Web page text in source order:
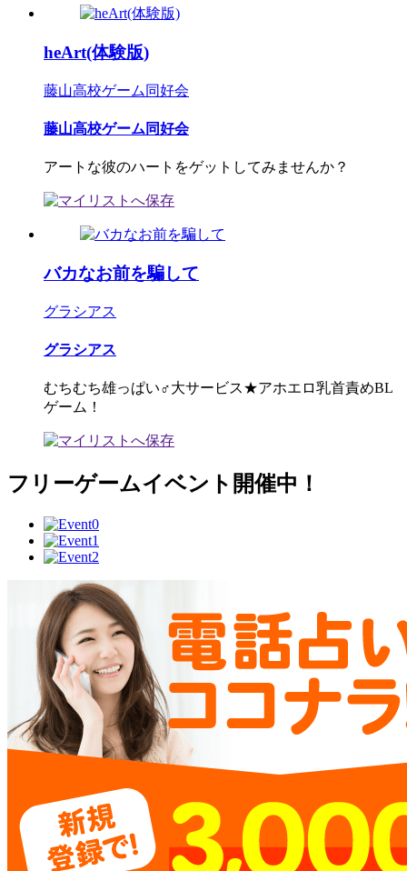
heArt(体験版)
藤山高校ゲーム同好会
藤山高校ゲーム同好会
アートな彼のハートをゲットしてみませんか？
バカなお前を騙して
グラシアス
グラシアス
むちむち雄っぱい♂大サービス★アホエロ乳首責めBL
ゲーム！
フリーゲームイベント開催中！